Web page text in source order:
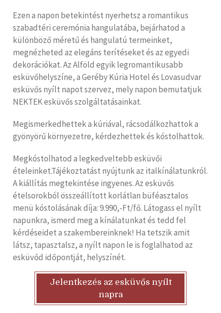
Ezen a napon betekintést nyerhetsz a romantikus
szabadtéri ceremónia hangulatába, bejárhatod a
különböző méretű és hangulatú termeinket,
megnézheted az elegáns terítéseket és az egyedi
dekorációkat. Az Alföld egyik legromantikusabb
esküvőhelyszíne, a Geréby Kúria Hotel és Lovasudvar
esküvős nyílt napot szervez, mely napon bemutatjuk
NEKTEK esküvős szolgáltatásainkat.
Megismerkedhettek a kúriával, rácsodálkozhattok a
gyönyörű környezetre, kérdezhettek és kóstolhattok.
Megkóstolhatod a legkedveltebb esküvői
ételeinket.Tájékoztatást nyújtunk az italkínálatunkról.
A kiállítás megtekintése ingyenes. Az esküvős
ételsorokból összeállított korlátlan büféasztalos
menü kóstolásának díja: 9.990,-Ft/fő. Látogass el nyílt
napunkra, ismerd meg a kínálatunkat és tedd fel
kérdéseidet a szakembereinknek! Ha tetszik amit
látsz, tapasztalsz, a nyílt napon le is foglalhatod az
esküvőd időpontját, helyszínét.
Jelentkezés az esküvős nyílt
napra